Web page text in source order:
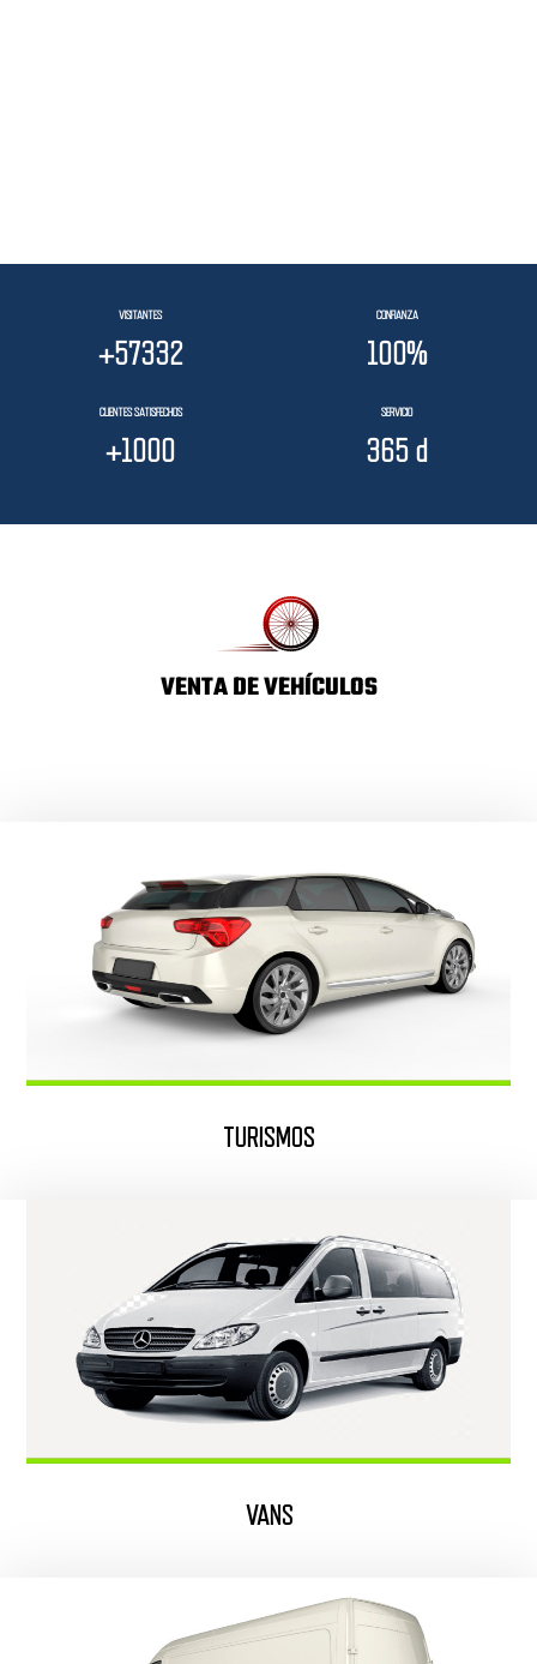
VISITANTES
+64000
CONFIANZA
100%
CLIENTES SATISFECHOS
+1000
SERVICIO
365 d
VENTA DE VEHÍCULOS
TURISMOS
VANS